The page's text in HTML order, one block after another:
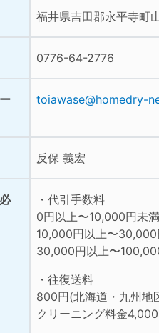
福井県吉田郡永平寺町
0776-64-2776
toiawase@homedry-
反保 義宏
・代引手数料
0円以上〜10,000円未
10,000円以上〜
30,000円以上〜
・往復送料
800円(北海道・九州地
クリーニング料金